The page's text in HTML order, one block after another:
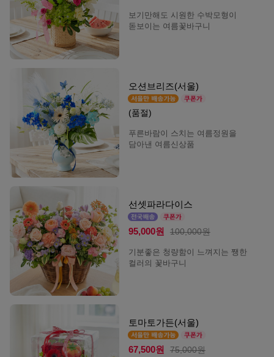
보기만해도 시원한 수박모형이
돋보이는 여름꽃바구니
오션브리즈(서울)
(품절)
푸른바람이 스치는 여름정원을
담아낸 여름신상품
선셋파라다이스
95,000원 100,000원
기분좋은 청량함이 느껴지는 쨍한
컬러의 꽃바구니
토마토가든(서울)
67,500원 75,000원